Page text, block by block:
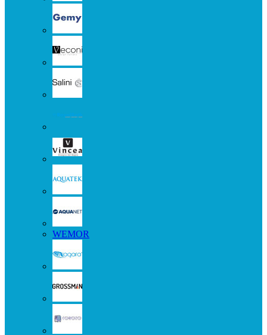
WEMOR